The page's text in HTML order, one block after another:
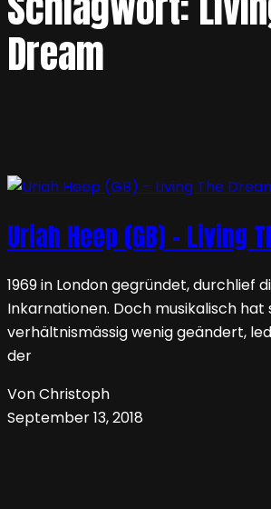
Dream
Uriah Heep (GB) – Living
1969 in London gegründet, durchlief
Inkarnationen. Doch musikalisch hat
verhältnismässig wenig geändert,
der
Von Christoph
September 13, 2018